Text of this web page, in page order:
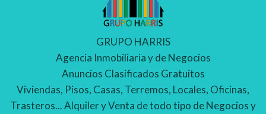
GRUPO HARRIS
Agencia Inmobiliaria y de Negocios
Anuncios Clasificados Gratuitos
Viviendas, Pisos, Casas, Terremos, Locales, Oficinas,
Trasteros... Alquiler y Venta de todo tipo de Negocios y